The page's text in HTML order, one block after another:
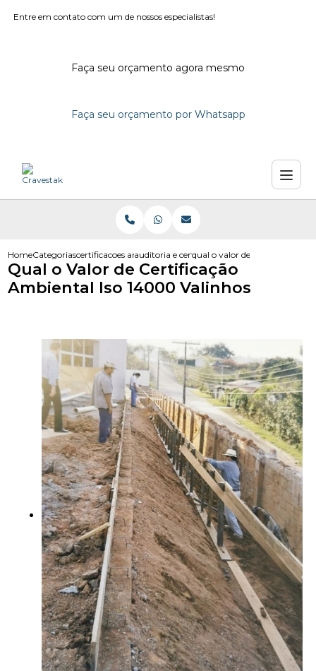
Entre em contato com um de nossos especialistas!
Faça seu orçamento agora mesmo
Faça seu orçamento por Whatsapp
HomeCategoriascertificacoes ambientaisauditoria e certificacao ambiental
qual o valor de certificacao
Qual o Valor de Certificação
Ambiental Iso 14000 Valinhos